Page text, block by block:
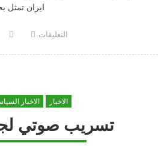
حرب
ايران تمثل
Authorالتعليقات
“الكوثر”
الوضع
الاخبار الاخبار
تسريب صوتي